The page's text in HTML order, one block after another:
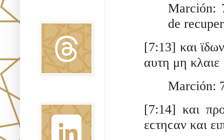
Marción:
de
[7:13] και
αυτη μη κλαιε
Marción:
[7:14] και
εϲτηϲαν και